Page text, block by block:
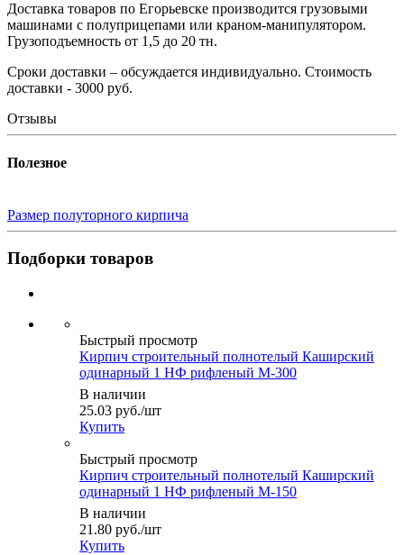
Доставка товаров по Егорьевске производится грузовыми
машинами с полуприцепами или краном-манипулятором.
Грузоподъемность от 1,5 до 20 тн.
Сроки доставки – обсуждается индивидуально. Стоимость
доставки - 3000 руб.
Отзывы
Полезное
Размер полуторного кирпича
Подборки товаров
Быстрый просмотр
Кирпич строительный полнотелый Каширский
одинарный 1 НФ рифленый М-300
В наличии
25.03 руб./шт
Купить
Быстрый просмотр
Кирпич строительный полнотелый Каширский
одинарный 1 НФ рифленый М-150
В наличии
21.80 руб./шт
Купить